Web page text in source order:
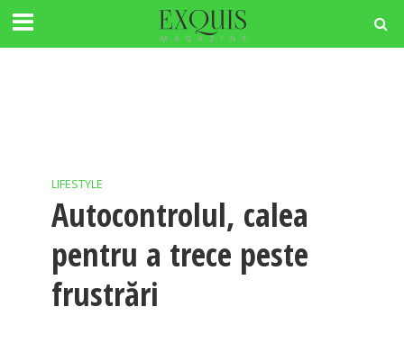
LIFESTYLE
Autocontrolul, calea
pentru a trece peste
frustrări